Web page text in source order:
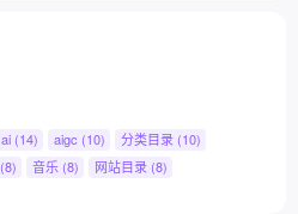
ai (14) aigc (10) 分类目录 (10)
(8) 音乐 (8) 网站目录 (8)